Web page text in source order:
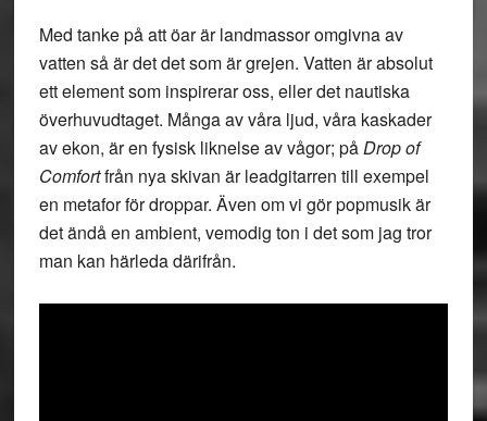
Med tanke på att öar är landmassor omgivna av
vatten så är det det som är grejen. Vatten är absolut
ett element som inspirerar oss, eller det nautiska
överhuvudtaget. Många av våra ljud, våra kaskader
av ekon, är en fysisk liknelse av vågor; påDrop of
Comfortfrån nya skivan är leadgitarren till exempel
en metafor för droppar. Även om vi gör popmusik är
det ändå en ambient, vemodig ton i det som jag tror
man kan härleda därifrån.